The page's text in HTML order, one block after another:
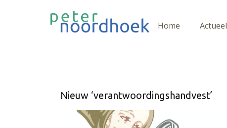
Home Actueel
Nieuw ‘verantwoordingshandvest’